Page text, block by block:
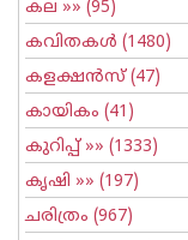
കല »» (95)
കവിതകള്‍ (1480)
കളക്ഷന്‍സ്(47)
കായികം (41)
കുറിപ്പ്‌ »» (1333)
കൃഷി »» (197)
ചരിത്രം (967)